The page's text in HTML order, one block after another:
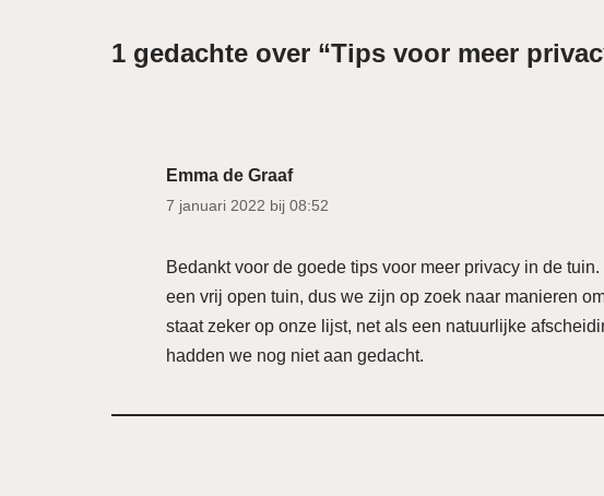
1 gedachte over “Tips voor meer
Emma de Graaf
7 januari 2022 bij 08:52
Bedankt voor de goede tips voor meer privacy in de
een vrij open tuin, dus we zijn op zoek naar manieren
staat zeker op onze lijst, net als een natuurlijke
hadden we nog niet aan gedacht.